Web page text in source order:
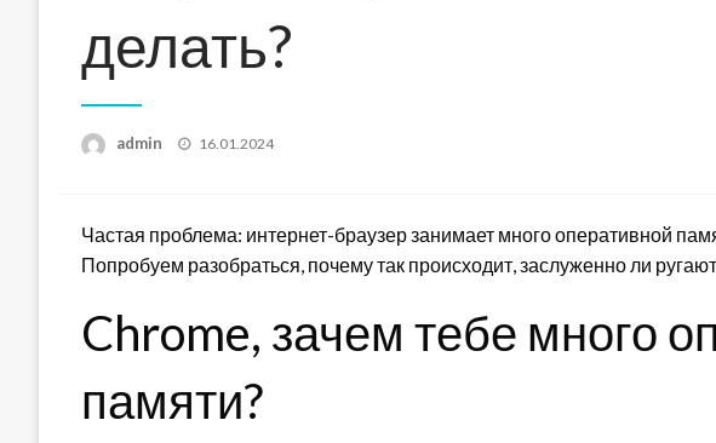
делать?
admin
Posted
16.01.2024
Частая проблема: интернет-браузер занимает много оперативной
Попробуем разобраться, почему так происходит, заслуженно ли
Chrome, зачем тебе много
памяти?